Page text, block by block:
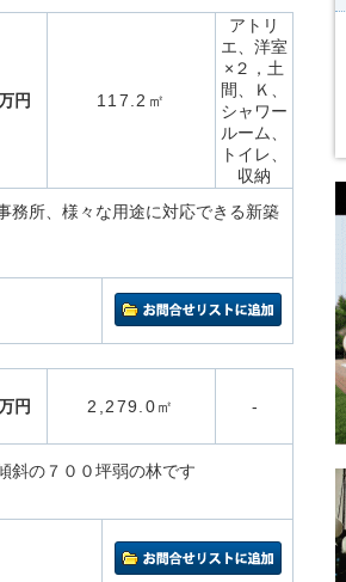
円 117.2㎡
アトリ
エ、洋室
×２，土
間、Ｋ、
シャワー
ルーム、
トイレ、
収納
務所、様々な用途に対応できる新築
円 2,279.0㎡ -
斜の７００坪弱の林です